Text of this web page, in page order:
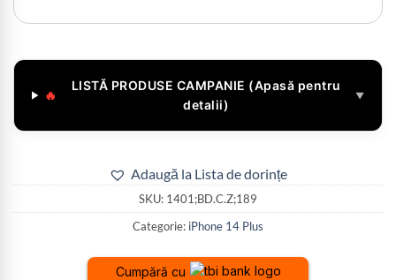
🔥
LISTĂ PRODUSE CAMPANIE (Apasă pentru
detalii)
▼
Adaugă la Lista de dorințe
SKU: 1401;BD.C.Z;189
Categorie: iPhone 14 Plus
Cumpără cu